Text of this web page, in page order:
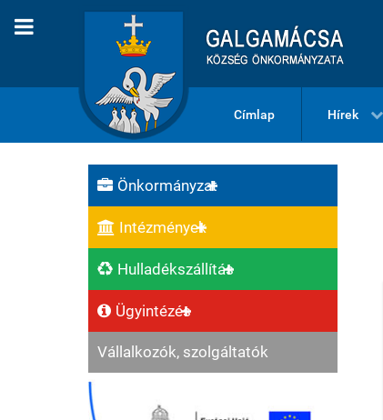
Címlap Hírek
Önkormányzat
Intézmények
Hulladékszállítás
Ügyintézés
Vállalkozók, szolgáltatók